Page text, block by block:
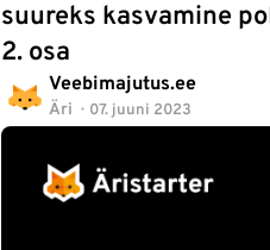
suureks kasvamine
2. osa
Veebimajutus.ee
Äri 07. juuni 2023